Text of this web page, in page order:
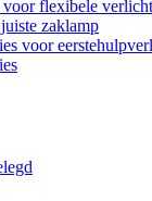
flexibele
zaklamp
voor